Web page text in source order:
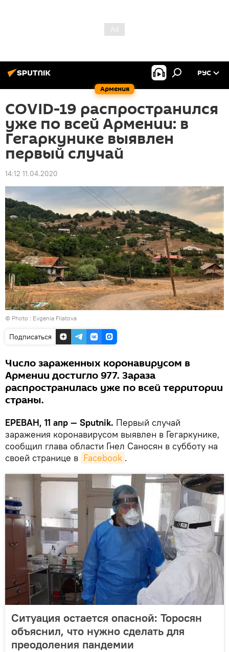
Армения
РУС
COVID-19 распространился
уже по всей Армении: в
Гегаркунике выявлен
первый случай
14:12 11.04.2020
© Photo : Evgenia Filatova
Подписаться
Число зараженных коронавирусом в
Армении достигло 977. Зараза
распространилась уже по всей территории
страны.
ЕРЕВАН, 11 апр — Sputnik. Первый случай
заражения коронавирусом выявлен в Гегаркунике,
сообщил глава области Гнел Саносян в субботу на
своей странице в Facebook .
Ситуация остается опасной: Торосян
объяснил, что нужно сделать для
преодоления пандемии